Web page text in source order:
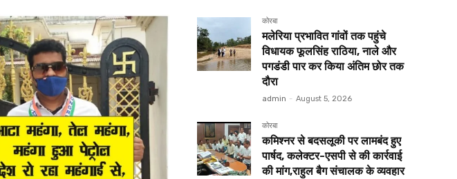
कोरबा
मलेरिया प्रभावित गांवों तक पहुंचे
विधायक फूलसिंह राठिया, नाले और
पगडंडी पार कर किया अंतिम छोर तक
दौरा
admin - August 5, 2026
कोरबा
कमिश्नर से बदसलूकी पर लामबंद हुए
पार्षद, कलेक्टर-एसपी से की कार्रवाई
की मांग,राहुल बैग संचालक के व्यवहार